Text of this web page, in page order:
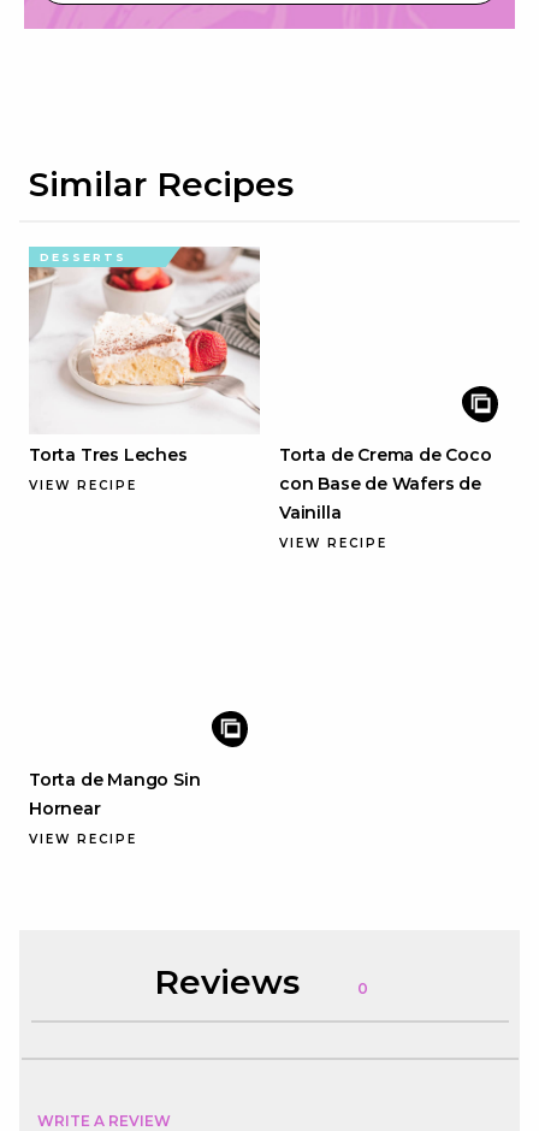
Similar Recipes
DESSERTS
Torta Tres Leches
VIEW RECIPE
Torta de Crema de Coco
con Base de Wafers de
Vainilla
VIEW RECIPE
Torta de Mango Sin
Hornear
VIEW RECIPE
Reviews 0
WRITE A REVIEW